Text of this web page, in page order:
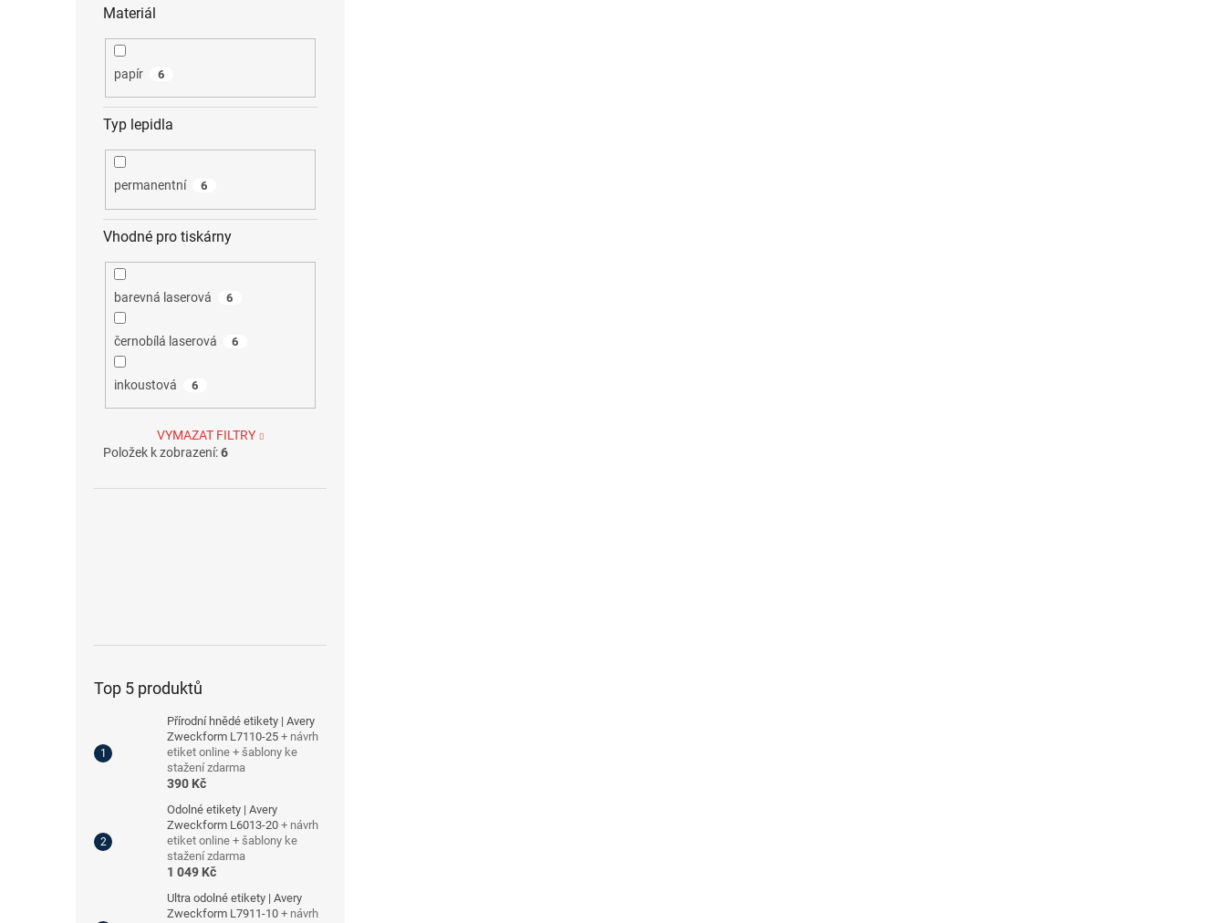
Materiál
papír 6
Typ lepidla
permanentní 6
Vhodné pro tiskárny
barevná laserová 6
černobílá laserová 6
inkoustová 6
VYMAZAT FILTRY
Položek k zobrazení:6
Top 5 produktů
Přírodní hnědé etikety | Avery
Zweckform L7110-25 + návrh
etiket online + šablony ke
stažení zdarma
390 Kč
Odolné etikety | Avery
Zweckform L6013-20 + návrh
etiket online + šablony ke
stažení zdarma
1 049 Kč
Ultra odolné etikety | Avery
Zweckform L7911-10 + návrh